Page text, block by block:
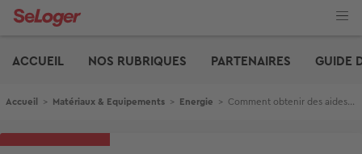
Aller
ACCUEIL
NOS RUBRIQUES PARTENAIRES GUIDE
Fil d'Ariane
Accueil > Matériaux & Equipements > Energie > Comment obtenir des aides pour l’installation de panneaux solaires en 2024 ?